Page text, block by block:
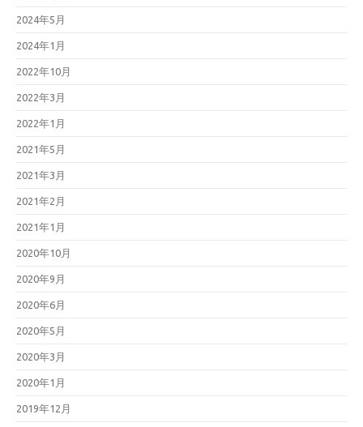
2024年5月
2024年1月
2022年10月
2022年3月
2022年1月
2021年5月
2021年3月
2021年2月
2021年1月
2020年10月
2020年9月
2020年6月
2020年5月
2020年3月
2020年1月
2019年12月